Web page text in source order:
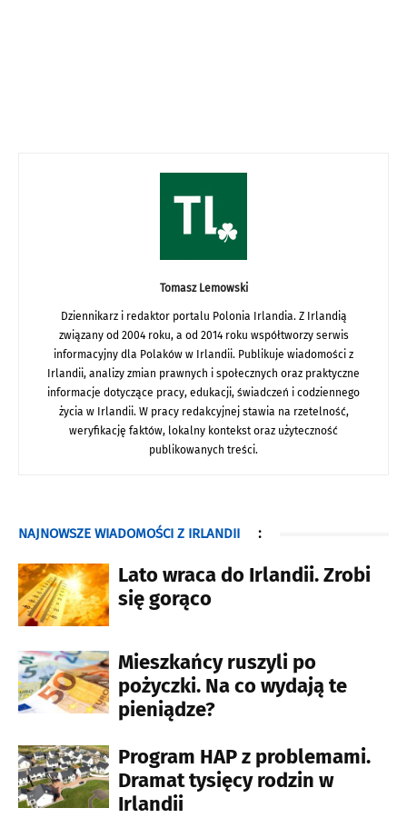
Tomasz Lemowski
Dziennikarz i redaktor portalu Polonia Irlandia. Z Irlandią
związany od 2004 roku, a od 2014 roku współtworzy serwis
informacyjny dla Polaków w Irlandii. Publikuje wiadomości z
Irlandii, analizy zmian prawnych i społecznych oraz praktyczne
informacje dotyczące pracy, edukacji, świadczeń i codziennego
życia w Irlandii. W pracy redakcyjnej stawia na rzetelność,
weryfikację faktów, lokalny kontekst oraz użyteczność
publikowanych treści.
NAJNOWSZE WIADOMOŚCI Z IRLANDII :
Lato wraca do Irlandii. Zrobi
się gorąco
Mieszkańcy ruszyli po
pożyczki. Na co wydają te
pieniądze?
Program HAP z problemami.
Dramat tysięcy rodzin w
Irlandii